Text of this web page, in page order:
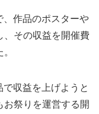
作品のポスターや
、その収益を開催費
収益を上げようと
祭りを運営する開